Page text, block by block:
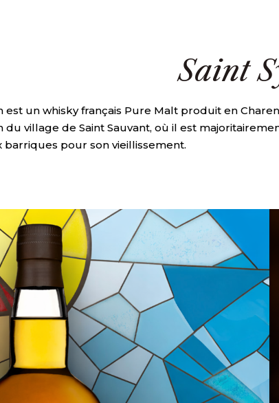
Saint
est un whisky français Pure Malt produit en
du village de Saint Sauvant, où il est
barriques pour son vieillissement.